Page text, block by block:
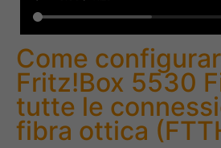
Come
Fritz!Box 5530
tutte le
fibra ottica